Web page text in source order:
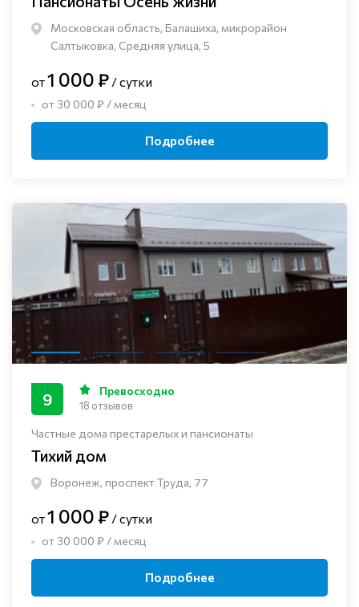
Московская область, Балашиха, микрорайон
Салтыковка, Средняя улица, 5
от1 000 ₽ / сутки
от 30 000 ₽ / месяц
Подробнее
Частные дома престарелых и пансионаты
Тихий дом
Воронеж, проспект Труда, 77
9 Превосходно
18 отзывов
от1 000 ₽ / сутки
от 30 000 ₽ / месяц
Подробнее